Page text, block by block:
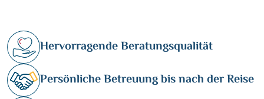
Hervorragende Beratungsqualität
Persönliche Betreuung bis nach der Reise